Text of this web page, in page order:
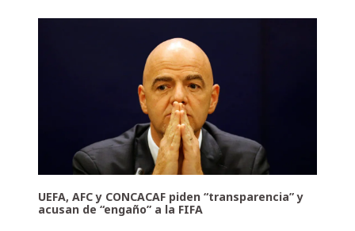
UEFA, AFC y CONCACAF piden “transparencia” y
acusan de “engaño” a la FIFA